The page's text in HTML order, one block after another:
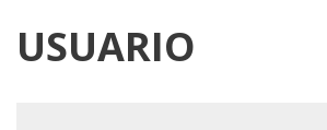
USUARIO